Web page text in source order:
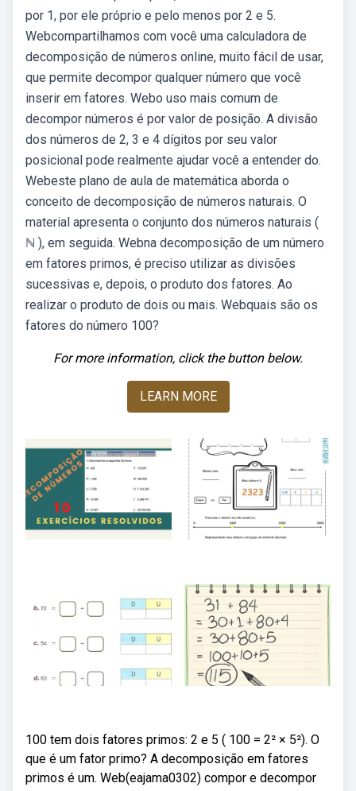
por 1, por ele próprio e pelo menos por 2 e 5.
Webcompartilhamos com você uma calculadora de
decomposição de números online, muito fácil de usar,
que permite decompor qualquer número que você
inserir em fatores. Webo uso mais comum de
decompor números é por valor de posição. A divisão
dos números de 2, 3 e 4 dígitos por seu valor
posicional pode realmente ajudar você a entender do.
Webeste plano de aula de matemática aborda o
conceito de decomposição de números naturais. O
material apresenta o conjunto dos números naturais (
ℕ ), em seguida. Webna decomposição de um número
em fatores primos, é preciso utilizar as divisões
sucessivas e, depois, o produto dos fatores. Ao
realizar o produto de dois ou mais. Webquais são os
fatores do número 100?
For more information, click the button below.
LEARN MORE
100 tem dois fatores primos: 2 e 5 ( 100 = 2² × 5²). O
que é um fator primo? A decomposição em fatores
primos é um. Web(eajama0302) compor e decompor